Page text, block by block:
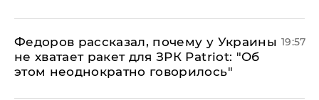
Федоров рассказал, почему у Украины
не хватает ракет для ЗРК Patriot: "Об
этом неоднократно говорилось"
19:57